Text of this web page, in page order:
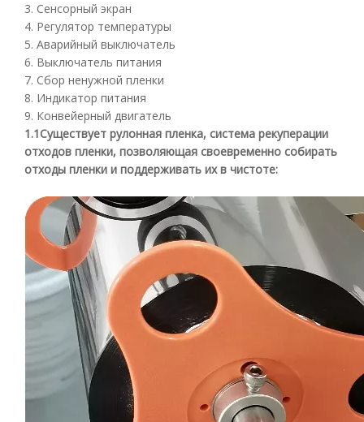
3. Сенсорный экран
4. Регулятор температуры
5. Аварийный выключатель
6. Выключатель питания
7. Сбор ненужной пленки
8. Индикатор питания
9. Конвейерный двигатель
1.1Существует рулонная пленка, система рекуперации
отходов пленки, позволяющая своевременно собирать
отходы пленки и поддерживать их в чистоте: